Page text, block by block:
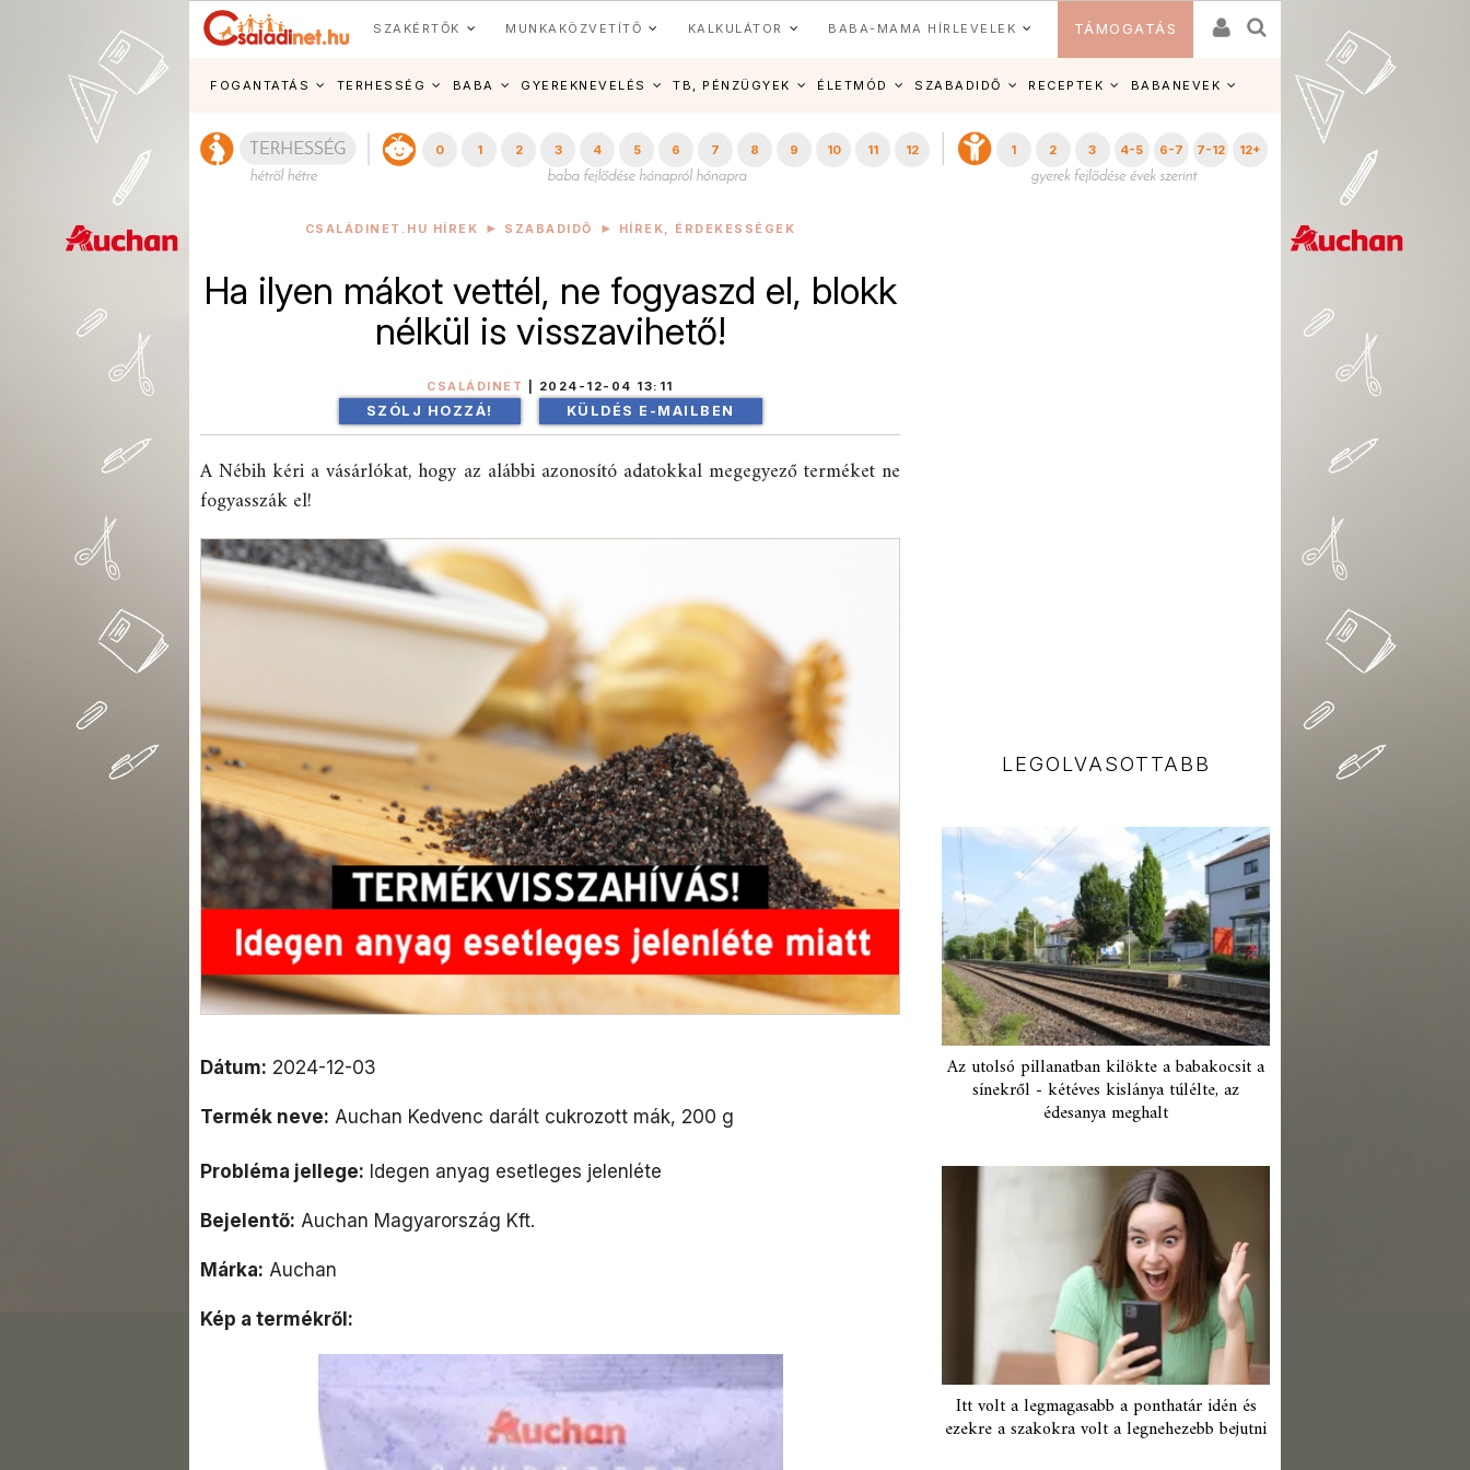
SZAKÉRTŐK MUNKAKÖZVETÍTŐ KALKULÁTOR BABA-MAMA HÍRLEVELEK TÁMOGATÁS
FOGANTATÁS TERHESSÉG BABA GYEREKNEVELÉS TB, PÉNZÜGYEK ÉLETMÓD SZABADIDŐ RECEPTEK BABANEVEK
0 1 2 3 4 5 6 7 8 9 10 11 12 1 2 3 4-5 6-7 7-12 12+
CSALÁDINET.HU HÍREK SZABADIDŐ HÍREK, ÉRDEKESSÉGEK
Ha ilyen mákot vettél, ne fogyaszd el, blokk
nélkül is visszavihető!
CSALÁDINET 2024-12-04 13:11
SZÓLJ HOZZÁ! KÜLDÉS E-MAILBEN
A Nébih kéri a vásárlókat, hogy az alábbi azonosító adatokkal megegyező terméket ne
fogyasszák el!
Dátum: 2024-12-03
Termék neve: Auchan Kedvenc darált cukrozott mák, 200 g
Probléma jellege: Idegen anyag esetleges jelenléte
Bejelentő: Auchan Magyarország Kft.
Márka: Auchan
Kép a termékről:
LEGOLVASOTTABB
Az utolsó pillanatban kilökte a babakocsit a
sínekről - kétéves kislánya túlélte, az
édesanya meghalt
Itt volt a legmagasabb a ponthatár idén és
ezekre a szakokra volt a legnehezebb bejutni